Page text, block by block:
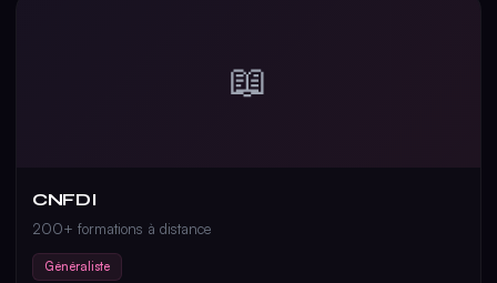
📖
CNFDI
200+ formations à distance
Généraliste